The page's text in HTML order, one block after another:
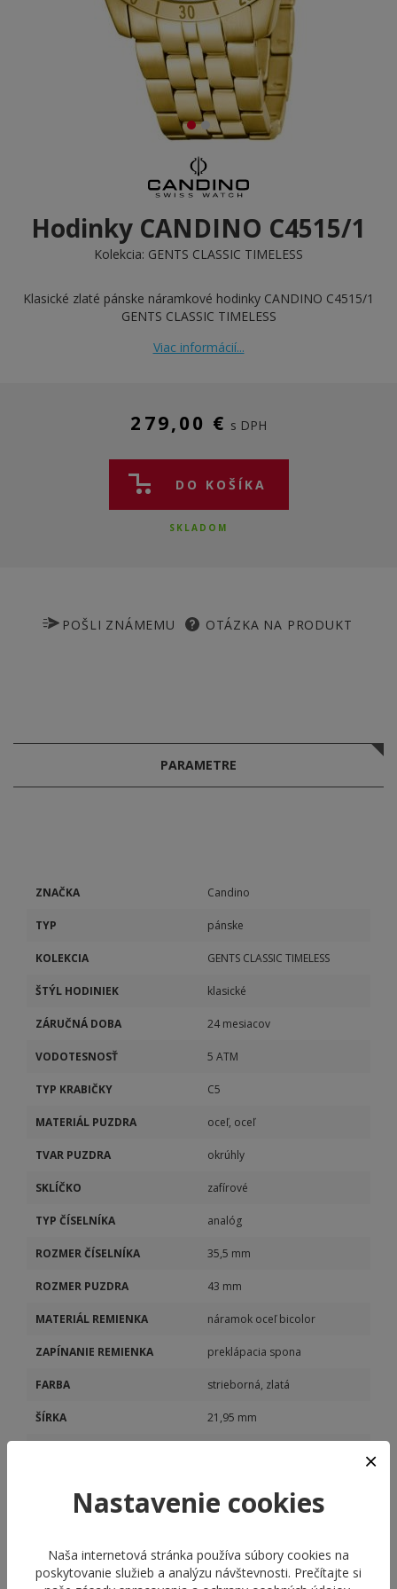
Hodinky CANDINO C4515/1
Kolekcia: GENTS CLASSIC TIMELESS
Klasické zlaté pánske náramkové hodinky CANDINO C4515/1
GENTS CLASSIC TIMELESS
Viac informácií...
279,00 € s DPH
DO KOŠÍKA
SKLADOM
POŠLI ZNÁMEMU OTÁZKA NA PRODUKT
PARAMETRE
ZNAČKA Candino
TYP pánske
KOLEKCIA GENTS CLASSIC TIMELESS
ŠTÝL HODINIEK klasické
ZÁRUČNÁ DOBA 24 mesiacov
VODOTESNOSŤ 5 ATM
TYP KRABIČKY C5
MATERIÁL PUZDRA oceľ, oceľ
TVAR PUZDRA okrúhly
SKLÍČKO zafírové
TYP ČÍSELNÍKA analóg
ROZMER ČÍSELNÍKA 35,5 mm
ROZMER PUZDRA 43 mm
MATERIÁL REMIENKA náramok oceľ bicolor
ZAPÍNANIE REMIENKA preklápacia spona
FARBA strieborná, zlatá
ŠÍRKA 21,95 mm
Nastavenie cookies
Naša internetová stránka používa súbory cookies na
poskytovanie služieb a analýzu návštevnosti. Prečítajte si